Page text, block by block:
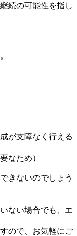
続の可能性を指し
が支障なく行える
なため）
きないのでしょう
ない場合でも、エ
ので、お気軽にご